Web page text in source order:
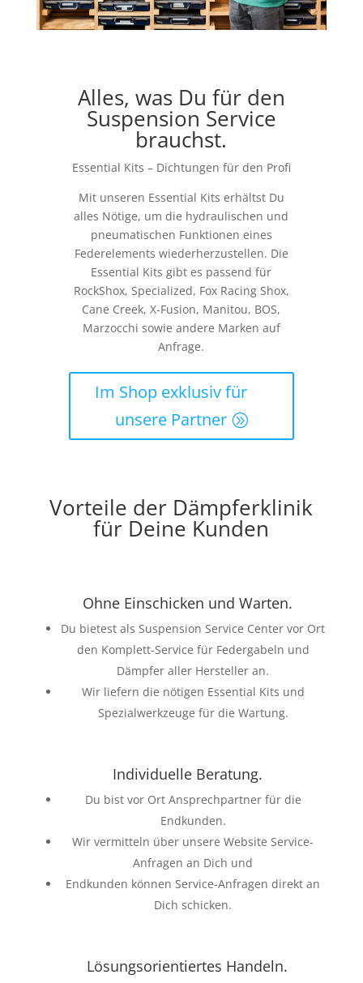
Alles, was Du für den
Suspension Service
brauchst.
Essential Kits – Dichtungen für den Profi
Mit unseren Essential Kits erhältst Du
alles Nötige, um die hydraulischen und
pneumatischen Funktionen eines
Federelements wiederherzustellen. Die
Essential Kits gibt es passend für
RockShox, Specialized, Fox Racing Shox,
Cane Creek, X-Fusion, Manitou, BOS,
Marzocchi sowie andere Marken auf
Anfrage.
Im Shop exklusiv für
unsere Partner
Vorteile der Dämpferklinik
für Deine Kunden
Ohne Einschicken und Warten.
Du bietest als Suspension Service Center vor Ort
den Komplett-Service für Federgabeln und
Dämpfer aller Hersteller an.
Wir liefern die nötigen Essential Kits und
Spezialwerkzeuge für die Wartung.
Individuelle Beratung.
Du bist vor Ort Ansprechpartner für die
Endkunden.
Wir vermitteln über unsere Website Service-
Anfragen an Dich und
Endkunden können Service-Anfragen direkt an
Dich schicken.
Lösungsorientiertes Handeln.